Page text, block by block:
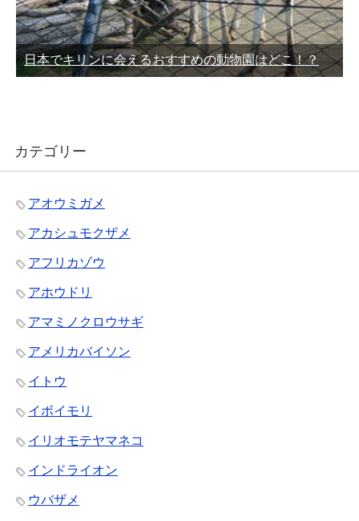
日本でキリンに会えるおすすめの動物園はどこ！？
カテゴリー
アオウミガメ
アカシュモクザメ
アフリカゾウ
アホウドリ
アマミノクロウサギ
アメリカバイソン
イトウ
イボイモリ
イリオモテヤマネコ
インドライオン
ウバザメ